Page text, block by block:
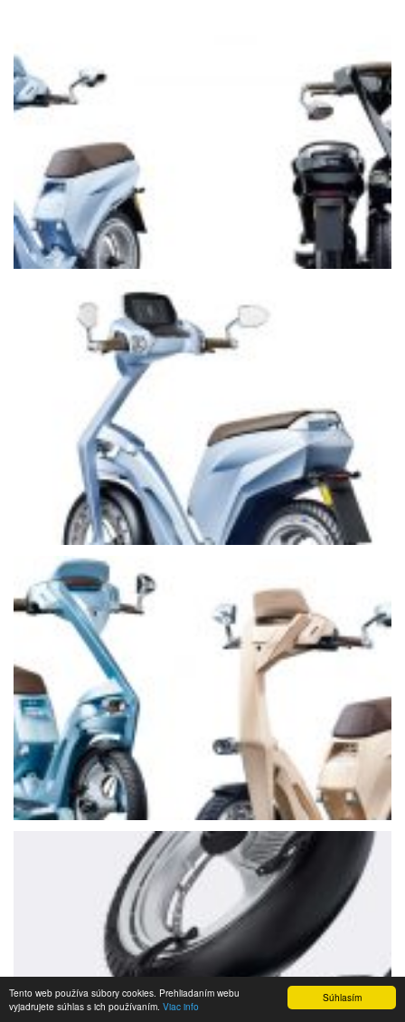
Súhlasím
Tento web používa súbory cookies. Prehliadaním webu
vyjadrujete súhlas s ich používaním. Viac info